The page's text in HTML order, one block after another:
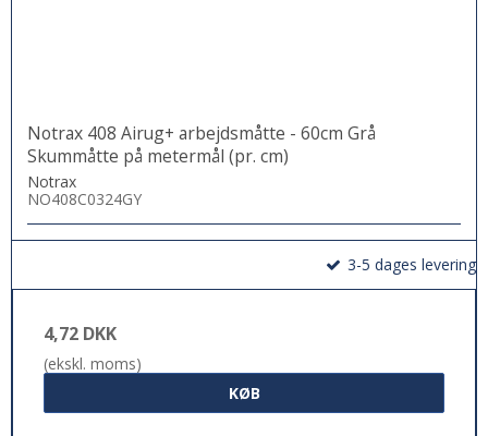
Notrax 408 Airug+ arbejdsmåtte - 60cm Grå
Skummåtte på metermål (pr. cm)
Notrax
NO408C0324GY
3-5 dages levering
4,72 DKK
(ekskl. moms)
KØB